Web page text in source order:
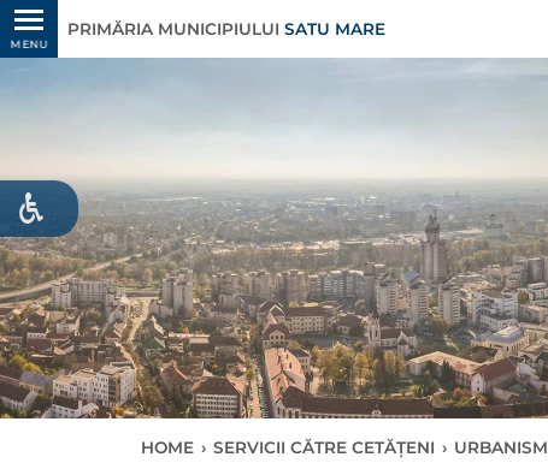
MENU
PRIMĂRIA MUNICIPIULUI SATU MARE
HOME › SERVICII CĂTRE CETĂȚENI › URBANISM